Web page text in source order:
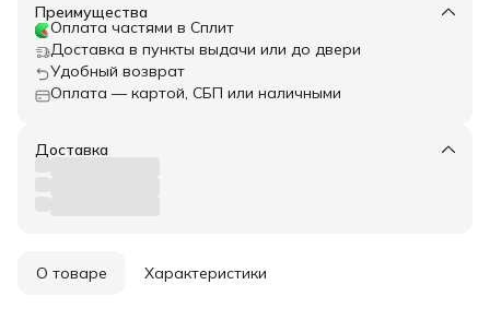
Преимущества
Оплата частями в Сплит
Доставка в пункты выдачи или до двери
Удобный возврат
Оплата — картой, СБП или наличными
Доставка
О товаре Характеристики